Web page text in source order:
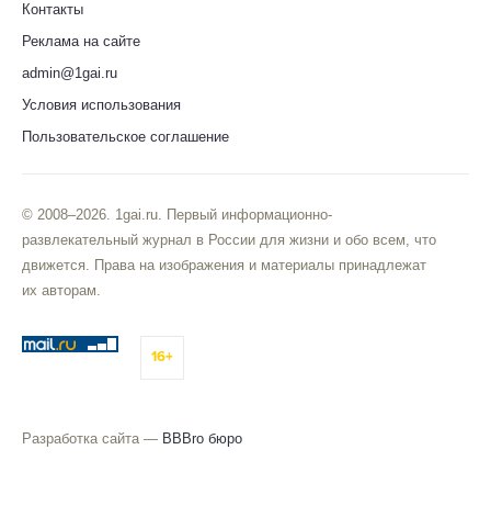
Контакты
Реклама на сайте
admin@1gai.ru
Условия использования
Пользовательское соглашение
© 2008–2026. 1gai.ru. Первый информационно-
развлекательный журнал в России для жизни и обо всем, что
движется. Права на изображения и материалы принадлежат
их авторам.
16+
Разработка сайта — BBBro бюро